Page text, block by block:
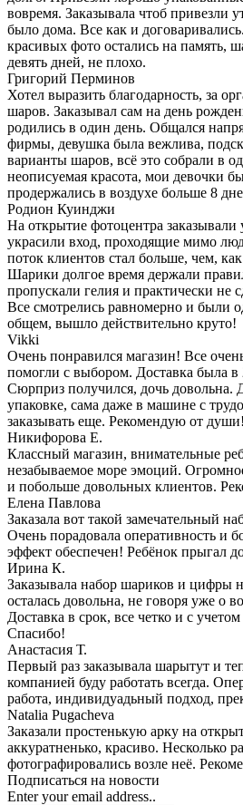
вовремя. Заказывала чтоб привезли
было дома. Все как и
красивых фото остались на память,
девять дней, не плохо.
Григорий Перминов
Хотел выразить благодарность, за
шаров. Заказывал сам на день
родились в один день. Общался
фирмы, девушка была вежлива,
варианты шаров, всё это собрали в
неописуемая красота, мои девочки
продержались в воздухе больше 8
Родион Куинджи
На открытие фотоцентра
украсили вход, проходящие мимо
поток клиентов стал больше, чем,
Шарики долгое время держали
пропускали гелия и практически не
Все смотрелись равномерно и были
общем, вышло действительно круто!
Vikki
Очень понравился магазин! Все
помогли с выбором. Доставка была в
Сюрприз получился, дочь довольна.
упаковке, сама даже в машине с
заказывать еще. Рекомендую от души!
Никифорова Е.
Классный магазин, внимательные
незабываемое море эмоций.
и побольше довольных клиентов.
Елена Павлова
Заказала вот такой замечательный
Очень порадовала оперативность и
эффект обеспечен! Ребёнок прыгал
Ирина К.
Заказывала набор шариков и цифры
осталась довольна, не говоря уже о
Доставка в срок, все четко и с
Спасибо!
Анастасия Т.
Первый раз заказывала шарытут и
компанией буду работать всегда.
работа, индивидуадьный подход,
Natalia Pugacheva
Заказали простенькую арку на
аккуратненько, красиво. Несколько
фотографировались возле неё.
Подписаться на новости
Enter your email address..